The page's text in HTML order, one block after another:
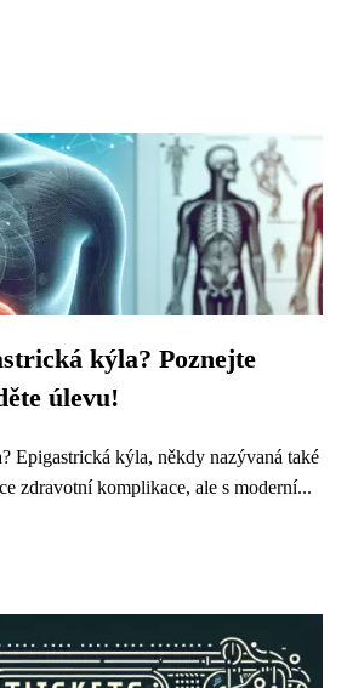
kýla? Poznejte
úlevu!
Epigastrická kýla, někdy nazývaná také
zdravotní komplikace, ale s moderní...